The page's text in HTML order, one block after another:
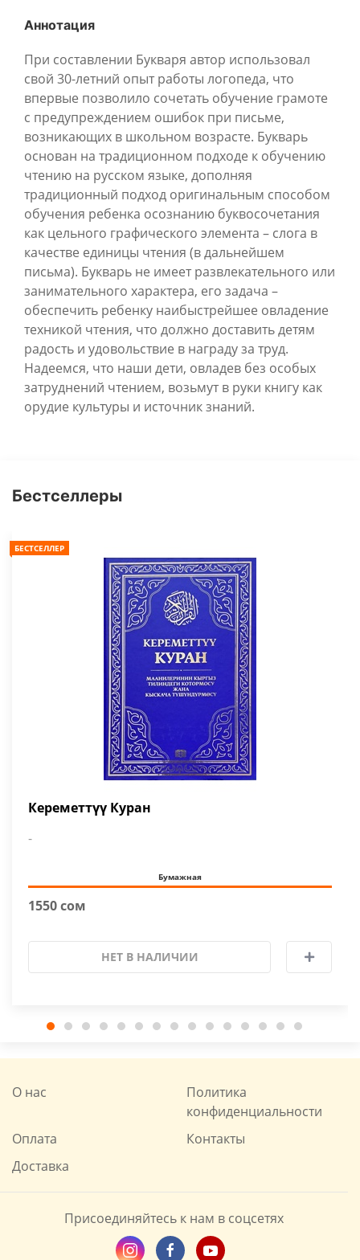
Аннотация
При составлении Букваря автор использовал
свой 30-летний опыт работы логопеда, что
впервые позволило сочетать обучение грамоте
с предупреждением ошибок при письме,
возникающих в школьном возрасте. Букварь
основан на традиционном подходе к обучению
чтению на русском языке, дополняя
традиционный подход оригинальным способом
обучения ребенка осознанию буквосочетания
как цельного графического элемента – слога в
качестве единицы чтения (в дальнейшем
письма). Букварь не имеет развлекательного или
занимательного характера, его задача –
обеспечить ребенку наибыстрейшее овладение
техникой чтения, что должно доставить детям
радость и удовольствие в награду за труд.
Надеемся, что наши дети, овладев без особых
затруднений чтением, возьмут в руки книгу как
орудие культуры и источник знаний.
Бестселлеры
БЕСТСЕЛЛЕР
Кереметтүү Куран
-
Бумажная
1550 сом
НЕТ В НАЛИЧИИ
О нас
Политика
конфиденциальности
Оплата
Контакты
Доставка
Присоединяйтесь к нам в соцсетях